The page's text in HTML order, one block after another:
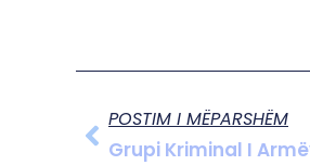
POSTIM I MËPARSHËM
Grupi Kriminal I